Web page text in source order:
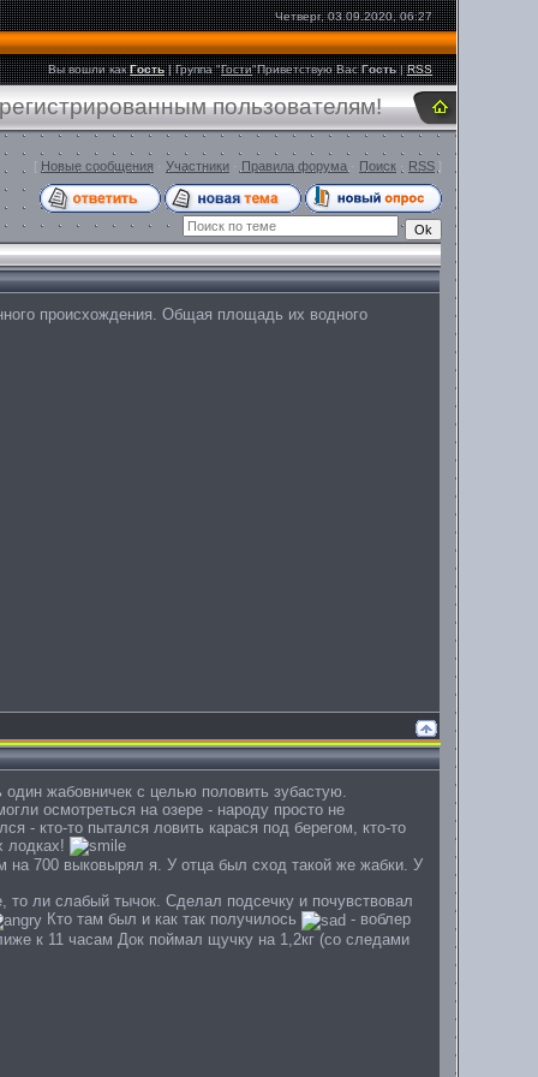
Четверг, 03.09.2020, 06:27
Вы вошли как Гость|Группа"Гости"Приветствую Вас Гость |RSS
пользователям!
[ Новые сообщения Участники Правила форума Поиск RSS ]
происхождения. Общая площадь их водного
жабовничек с целью половить зубастую.
осмотреться на озере - народу просто не
- кто-то пытался ловить карася под берегом, кто-то
лодках!
на 700 выковырял я. У отца был сход такой же жабки. У
то ли слабый тычок. Сделал подсечку и почувствовал
Кто там был и как так получилось
- воблер
к 11 часам Док поймал щучку на 1,2кг (со следами